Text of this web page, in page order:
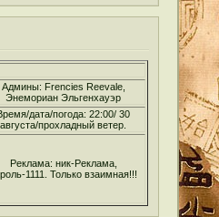
Админы: Frencies Reevale,
Энемориан Эльгенхауэр
дата/погода: 22:00/ 30
августа/прохладный ветер.
Реклама: ник-Реклама,
1111. Только взаимная!!!